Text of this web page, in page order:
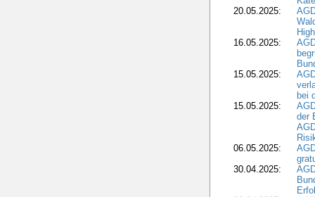
20.05.2025:
16.05.2025:
15.05.2025:
bei
15.05.2025:
der
06.05.2025:
30.04.2025: